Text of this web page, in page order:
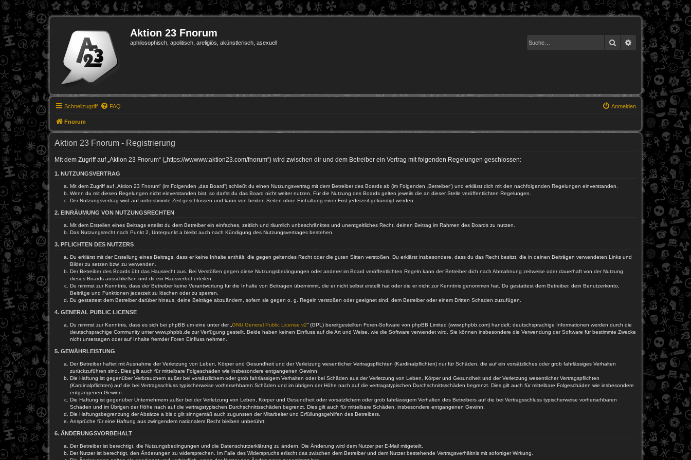
Aktion 23 Fnorum
aphilosophisch, apolitisch, areligiös, akünstlerisch, asexuell Suche Erweiterte Suche
Schnellzugriff FAQ Anmelden
Fnorum
Aktion 23 Fnorum - Registrierung
Mit dem Zugriff auf „Aktion 23 Fnorum“ („https://wwwww.aktion23.com/fnorum“) wird zwischen dir und dem Betreiber ein Vertrag mit folgenden Regelungen geschlossen:
1. NUTZUNGSVERTRAG
Mit dem Zugriff auf „Aktion 23 Fnorum“ (im Folgenden „das Board“) schließt du einen Nutzungsvertrag mit dem Betreiber des Boards ab (im Folgenden „Betreiber“) und erklärst dich mit den nachfolgenden Regelungen einverstanden.
Wenn du mit diesen Regelungen nicht einverstanden bist, so darfst du das Board nicht weiter nutzen. Für die Nutzung des Boards gelten jeweils die an dieser Stelle veröffentlichten Regelungen.
Der Nutzungsvertrag wird auf unbestimmte Zeit geschlossen und kann von beiden Seiten ohne Einhaltung einer Frist jederzeit gekündigt werden.
2. EINRÄUMUNG VON NUTZUNGSRECHTEN
Mit dem Erstellen eines Beitrags erteilst du dem Betreiber ein einfaches, zeitlich und räumlich unbeschränktes und unentgeltliches Recht, deinen Beitrag im Rahmen des Boards zu nutzen.
Das Nutzungsrecht nach Punkt 2, Unterpunkt a bleibt auch nach Kündigung des Nutzungsvertrages bestehen.
3. PFLICHTEN DES NUTZERS
Du erklärst mit der Erstellung eines Beitrags, dass er keine Inhalte enthält, die gegen geltendes Recht oder die guten Sitten verstoßen. Du erklärst insbesondere, dass du das Recht besitzt, die in deinen Beiträgen verwendeten Links und
Bilder zu setzen bzw. zu verwenden.
Der Betreiber des Boards übt das Hausrecht aus. Bei Verstößen gegen diese Nutzungsbedingungen oder anderer im Board veröffentlichten Regeln kann der Betreiber dich nach Abmahnung zeitweise oder dauerhaft von der Nutzung
dieses Boards ausschließen und dir ein Hausverbot erteilen.
Du nimmst zur Kenntnis, dass der Betreiber keine Verantwortung für die Inhalte von Beiträgen übernimmt, die er nicht selbst erstellt hat oder die er nicht zur Kenntnis genommen hat. Du gestattest dem Betreiber, dein Benutzerkonto,
Beiträge und Funktionen jederzeit zu löschen oder zu sperren.
Du gestattest dem Betreiber darüber hinaus, deine Beiträge abzuändern, sofern sie gegen o. g. Regeln verstoßen oder geeignet sind, dem Betreiber oder einem Dritten Schaden zuzufügen.
4. GENERAL PUBLIC LICENSE
Du nimmst zur Kenntnis, dass es sich bei phpBB um eine unter der „ GNU General Public License v2“ (GPL) bereitgestellten Foren-Software von phpBB Limited (www.phpbb.com) handelt; deutschsprachige Informationen werden durch die
deutschsprachige Community unter www.phpbb.de zur Verfügung gestellt. Beide haben keinen Einfluss auf die Art und Weise, wie die Software verwendet wird. Sie können insbesondere die Verwendung der Software für bestimmte Zwecke
nicht untersagen oder auf Inhalte fremder Foren Einfluss nehmen.
5. GEWÄHRLEISTUNG
Der Betreiber haftet mit Ausnahme der Verletzung von Leben, Körper und Gesundheit und der Verletzung wesentlicher Vertragspflichten (Kardinalpflichten) nur für Schäden, die auf ein vorsätzliches oder grob fahrlässiges Verhalten
zurückzuführen sind. Dies gilt auch für mittelbare Folgeschäden wie insbesondere entgangenen Gewinn.
Die Haftung ist gegenüber Verbrauchern außer bei vorsätzlichem oder grob fahrlässigem Verhalten oder bei Schäden aus der Verletzung von Leben, Körper und Gesundheit und der Verletzung wesentlicher Vertragspflichten
(Kardinalpflichten) auf die bei Vertragsschluss typischerweise vorhersehbaren Schäden und im übrigen der Höhe nach auf die vertragstypischen Durchschnittsschäden begrenzt. Dies gilt auch für mittelbare Folgeschäden wie insbesondere
entgangenen Gewinn.
Die Haftung ist gegenüber Unternehmern außer bei der Verletzung von Leben, Körper und Gesundheit oder vorsätzlichem oder grob fahrlässigem Verhalten des Betreibers auf die bei Vertragsschluss typischerweise vorhersehbaren
Schäden und im Übrigen der Höhe nach auf die vertragstypischen Durchschnittsschäden begrenzt. Dies gilt auch für mittelbare Schäden, insbesondere entgangenen Gewinn.
Die Haftungsbegrenzung der Absätze a bis c gilt sinngemäß auch zugunsten der Mitarbeiter und Erfüllungsgehilfen des Betreibers.
Ansprüche für eine Haftung aus zwingendem nationalem Recht bleiben unberührt.
6. ÄNDERUNGSVORBEHALT
Der Betreiber ist berechtigt, die Nutzungsbedingungen und die Datenschutzerklärung zu ändern. Die Änderung wird dem Nutzer per E-Mail mitgeteilt.
Der Nutzer ist berechtigt, den Änderungen zu widersprechen. Im Falle des Widerspruchs erlischt das zwischen dem Betreiber und dem Nutzer bestehende Vertragsverhältnis mit sofortiger Wirkung.